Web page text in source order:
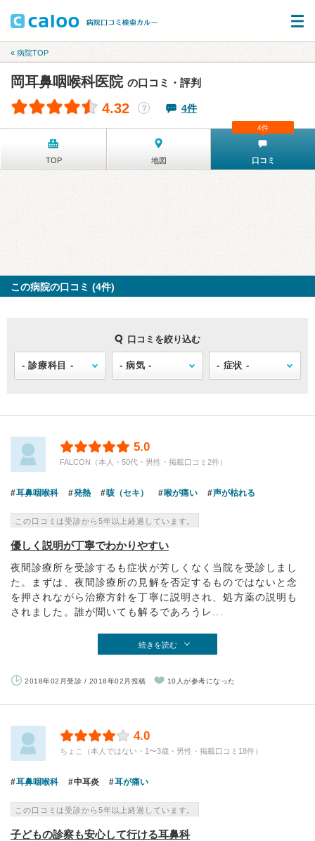
« 病院TOP
岡耳鼻咽喉科医院 の口コミ・評判
4.32 ？ 4件
TOP 地図 口コミ
4件
この病院の口コミ (4件)
口コミを絞り込む
5.0
FALCON（本人・50代・男性・掲載口コミ2件）
耳鼻咽喉科 発熱 咳（セキ） 喉が痛い 声が枯れる
この口コミは受診から5年以上経過しています。
優しく説明が丁寧でわかりやすい
夜間診療所を受診するも症状が芳しくなく当院を受診しまし
た。まずは、夜間診療所の見解を否定するものではないと念
を押されながら治療方針を丁寧に説明され、処方薬の説明も
されました。誰が聞いても解るであろうレ...
続きを読む
2018年02月受診 / 2018年02月投稿 10人が参考になった
4.0
ちょこ（本人ではない・1〜3歳・男性・掲載口コミ18件）
耳鼻咽喉科 中耳炎 耳が痛い
この口コミは受診から5年以上経過しています。
子どもの診察も安心して行ける耳鼻科